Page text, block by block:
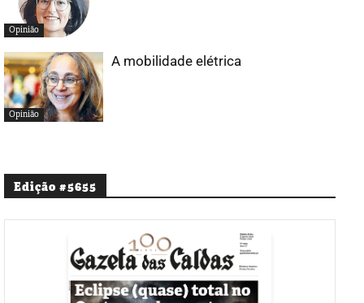
Opinião
Opinião
A mobilidade elétrica
Edição #5655